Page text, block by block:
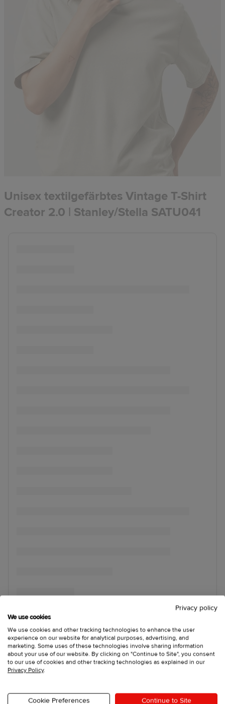
Unisex textilgefärbtes Vintage T-Shirt
Creator 2.0 | Stanley/Stella SATU041
Privacy policy
We use cookies
We use cookies and other tracking technologies to enhance the user
experience on our website for analytical purposes, advertising, and
marketing. Some uses of these technologies involve sharing information
about your use of our website. By clicking on "Continue to Site", you consent
to our use of cookies and other tracking technologies as explained in our
Privacy Policy.
Cookie Preferences Continue to Site